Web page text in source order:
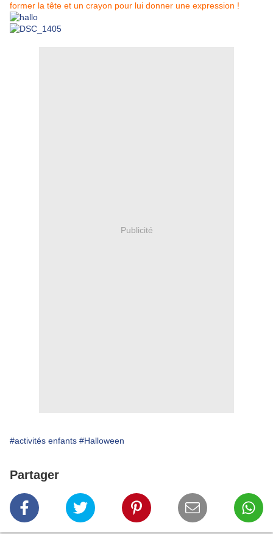
former la tête et un crayon pour lui donner une expression !
Publicité
#activités enfants #Halloween
Partager